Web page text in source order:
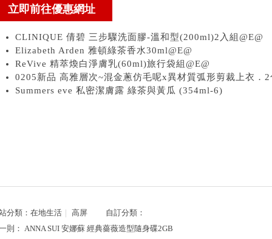
CLINIQUE 倩碧 三步驟洗面膠-溫和型(200ml)2入組@E@
Elizabeth Arden 雅頓綠茶香水30ml@E@
ReVive 精萃煥白淨膚乳(60ml)旅行袋組@E@
0205新品 高雅層次~混金蔥仿毛呢x異材質弧形剪裁上衣．2
Summers eve 私密潔膚露 綠茶與黃瓜 (354ml-6)
分類： 在地生活 高屏
自訂分類：
則： ANNA SUI 安娜蘇 經典薔薇造型隨身碟2GB